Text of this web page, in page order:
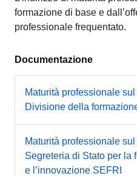
formazione di base e
professionale frequentato.
Documentazione
Maturità professionale
Divisione della
Maturità professionale
Segreteria di Stato per la
e l’innovazione SEFRI